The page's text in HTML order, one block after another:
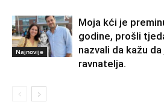
Najnovije
Moja kći je
godine, prošli
nazvali da kažu
ravnatelja.